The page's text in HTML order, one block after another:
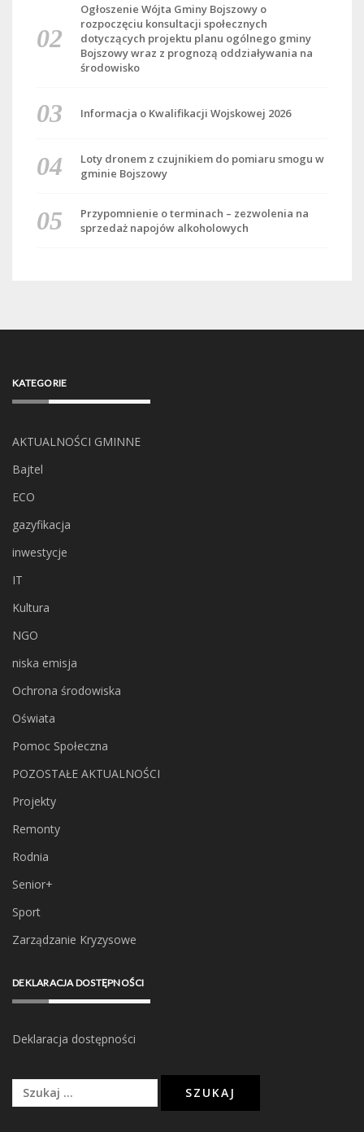
Ogłoszenie Wójta Gminy Bojszowy o
rozpoczęciu konsultacji społecznych
dotyczących projektu planu ogólnego gminy
Bojszowy wraz z prognozą oddziaływania na
środowisko
Informacja o Kwalifikacji Wojskowej 2026
Loty dronem z czujnikiem do pomiaru smogu w
gminie Bojszowy
Przypomnienie o terminach – zezwolenia na
sprzedaż napojów alkoholowych
KATEGORIE
AKTUALNOŚCI GMINNE
Bajtel
ECO
gazyfikacja
inwestycje
IT
Kultura
NGO
niska emisja
Ochrona środowiska
Oświata
Pomoc Społeczna
POZOSTAŁE AKTUALNOŚCI
Projekty
Remonty
Rodnia
Senior+
Sport
Zarządzanie Kryzysowe
DEKLARACJA DOSTĘPNOŚCI
Deklaracja dostępności
Szukaj: